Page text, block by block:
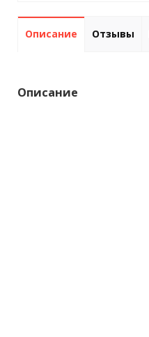
Описание Отзывы
Описание